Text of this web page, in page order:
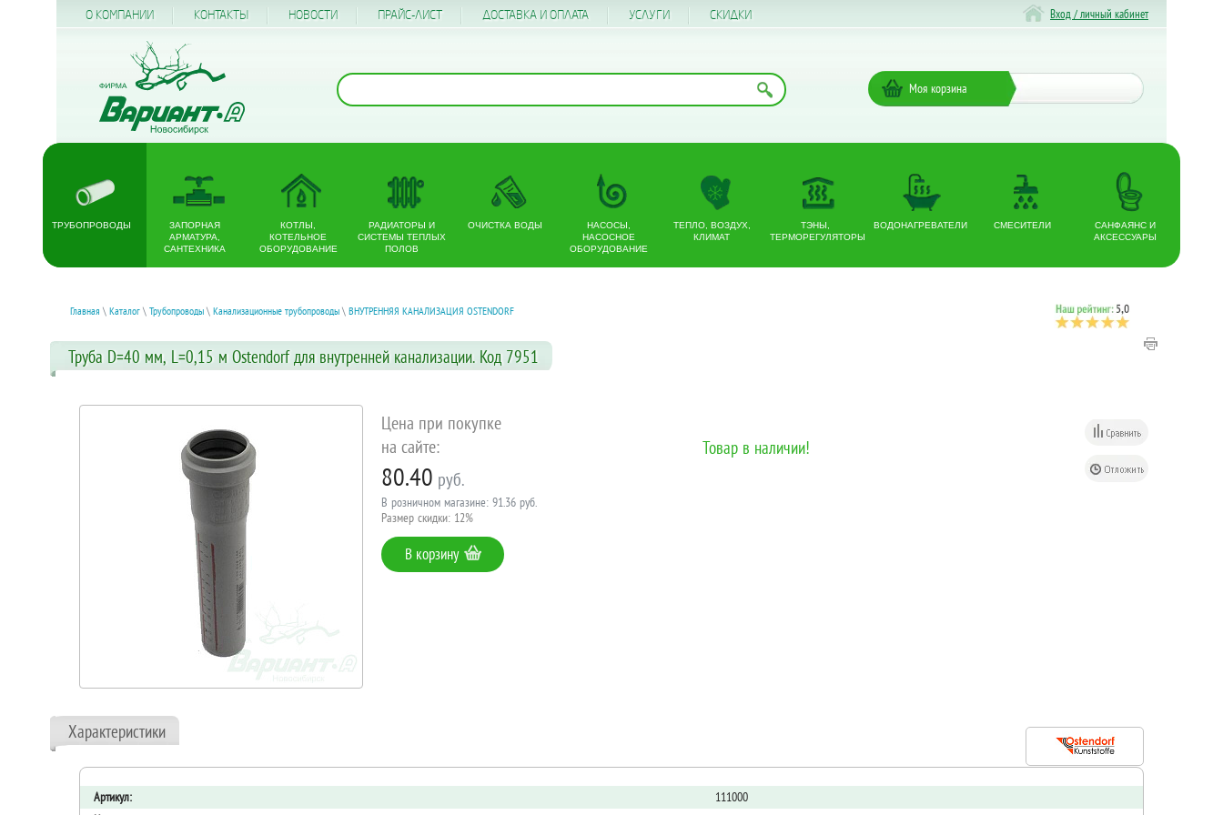
О КОМПАНИИ КОНТАКТЫ НОВОСТИ ПРАЙС-ЛИСТ ДОСТАВКА И ОПЛАТА УСЛУГИ CКИДКИ Вход / личный кабинет
Моя корзина
ТРУБОПРОВОДЫ
ЗАПОРНАЯ
АРМАТУРА,
САНТЕХНИКА
КОТЛЫ,
КОТЕЛЬНОЕ
ОБОРУДОВАНИЕ
РАДИАТОРЫ И
СИСТЕМЫ ТЕПЛЫХ
ПОЛОВ
ОЧИСТКА ВОДЫ
НАСОСЫ,
НАСОСНОЕ
ОБОРУДОВАНИЕ
ТЕПЛО, ВОЗДУХ,
КЛИМАТ
ТЭНЫ,
ТЕРМОРЕГУЛЯТОРЫ
ВОДОНАГРЕВАТЕЛИ СМЕСИТЕЛИ
САНФАЯНС И
АКСЕССУАРЫ
Главная \ Каталог \ Трубопроводы \ Канализационные трубопроводы \ ВНУТРЕННЯЯ КАНАЛИЗАЦИЯ OSTENDORF
Труба D=40 мм, L=0,15 м Ostendorf для внутренней канализации. Код 7951
Товар в наличии!
Цена при покупке
на сайте:
80.40 руб.
В розничном магазине: 91.36 руб.
Размер скидки: 12%
В корзину
Характеристики
Артикул:
111000